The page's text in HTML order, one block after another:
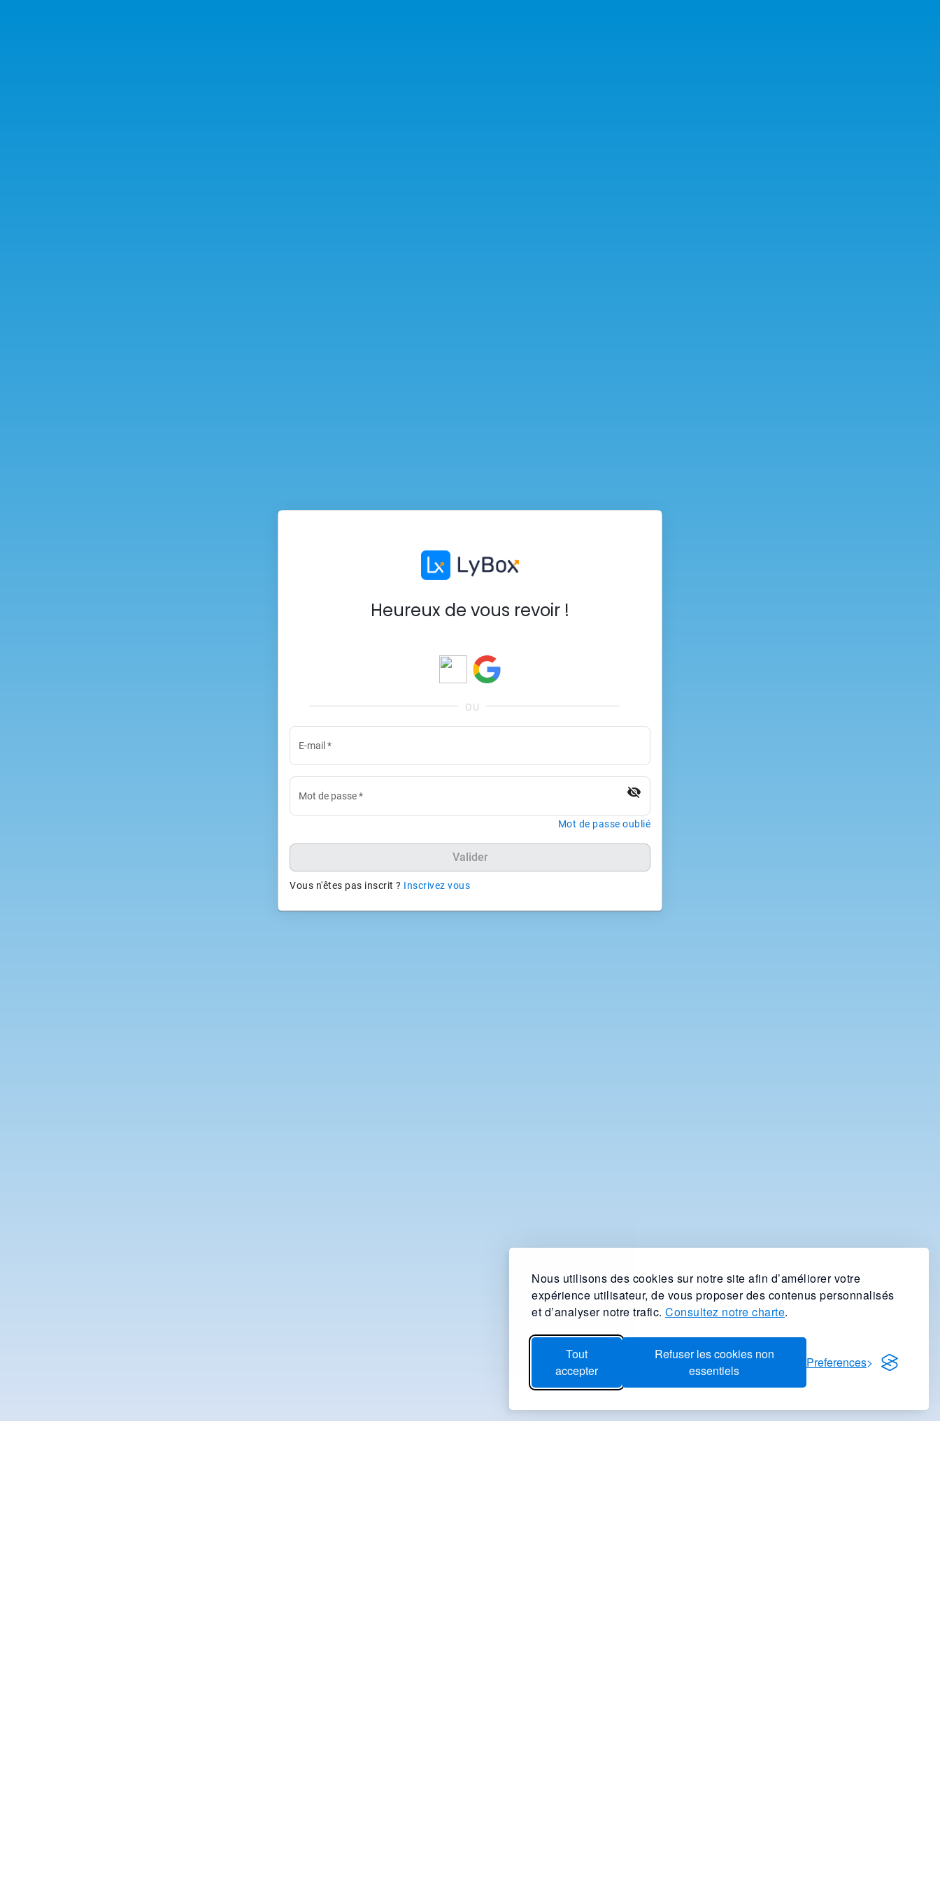
Nous utilisons des cookies sur notre site afin d’améliorer votre
expérience utilisateur, de vous proposer des contenus personnalisés
et d’analyser notre trafic. Consultez notre charte.
Tout
accepter
Refuser les cookies non
essentiels
Preferences
Heureux de vous revoir !
E-mail *
Mot de passe* visibility_off
Mot de passe oublié
Valider
Vous n'êtes pas inscrit ? Inscrivez vous